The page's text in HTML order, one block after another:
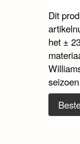
Dit
het ±